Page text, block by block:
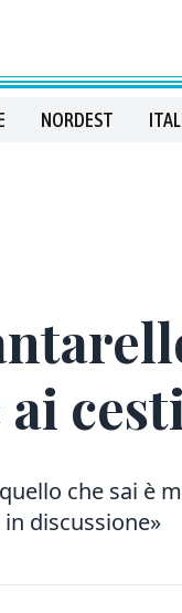
NORDEST
che sai è
discussione»